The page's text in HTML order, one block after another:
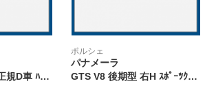
S V6ﾂｲﾝﾀｰﾎﾞ 右H正規D車 ﾊﾟﾉﾗﾐｯｸR 黒/ﾍﾞｰｼﾞｭﾂｰﾄﾝｲﾝﾃﾘｱ 3ｿﾞｰﾝAC PCMﾅﾋﾞ Bｶﾒﾗ&PAS ｸﾙｺﾝ&LDW ﾊﾞｲｷｾﾉﾝHL(PDLS付) 電動Rｹﾞｰﾄ ｽﾎﾟｰﾂﾃｰﾙﾊﾟｲﾌﾟ 純正18ｲﾝﾁAW 禁煙
ポルシェ
パナメーラ
GTS V8 後期型 右H ｽﾎﾟｰﾂｸﾛﾉPKG 専用ｲﾝﾃﾘｱ 全席ｼｰﾄﾋｰﾀｰ 18wayﾊﾟﾜｰｼｰﾄ ｶｰﾎﾞﾝｲﾝﾃﾘｱPKG 純正ﾅﾋﾞ BOSEｻｳﾝﾄﾞ 全周ｶﾒﾗ＆PAS ｸﾙｺﾝ LEDﾍｯﾄﾞﾗｲﾄ(PDLSﾌﾟﾗｽ付) PASMｴｱｻｽ ｽﾎﾟｰﾂｴｸﾞｿﾞｰｽﾄ 赤ｷｬﾘﾊﾟｰ 純正20AW